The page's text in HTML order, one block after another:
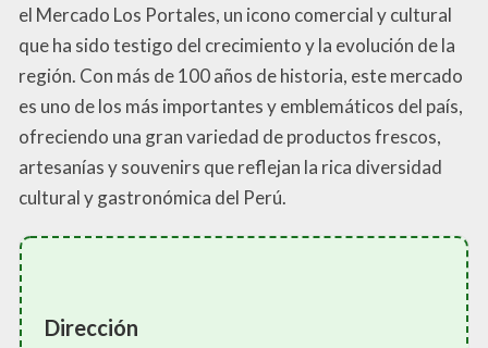
el Mercado Los Portales, un icono comercial y cultural
que ha sido testigo del crecimiento y la evolución de la
región. Con más de 100 años de historia, este mercado
es uno de los más importantes y emblemáticos del país,
ofreciendo una gran variedad de productos frescos,
artesanías y souvenirs que reflejan la rica diversidad
cultural y gastronómica del Perú.
Dirección